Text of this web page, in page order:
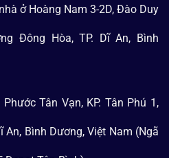
ở Hoàng Nam 3-2D, Đào Duy
Đông Hòa, TP. Dĩ An, Bình
Tân Vạn, KP. Tân Phú 1,
An, Bình Dương, Việt Nam (Ngã